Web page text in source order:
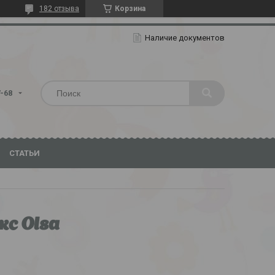
Корзина
182 отзыва
Наличие документов
68
СТАТЬИ
Olsa